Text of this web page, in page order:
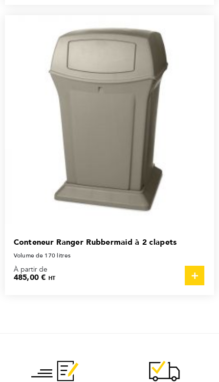
Conteneur Ranger Rubbermaid à 2 clapets
Volume de 170 litres
À partir de
485,00 €HT